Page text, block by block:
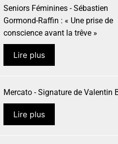
Seniors Féminines - Sébastien
Gormond-Raffin : « Une prise de
conscience avant la trêve »
Lire plus
Mercato - Signature de Valentin
Lire plus